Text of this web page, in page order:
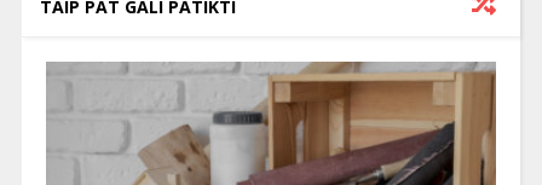
TAIP PAT GALI PATIKTI